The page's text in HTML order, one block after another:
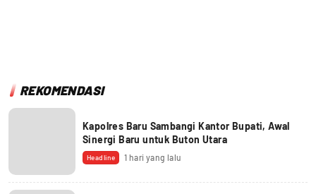
REKOMENDASI
Kapolres Baru Sambangi Kantor Bupati, Awal
Sinergi Baru untuk Buton Utara
Headline 1 hari yang lalu